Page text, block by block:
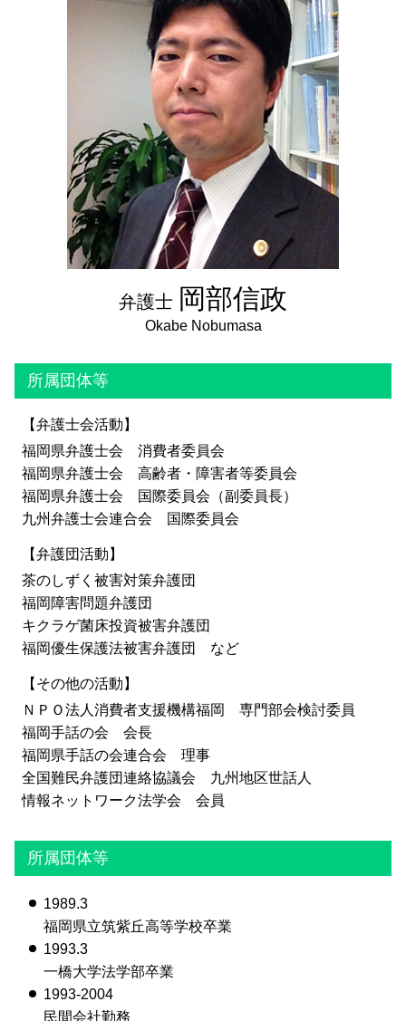
遺留分とは わかりやすく
相続放棄 期間
成年後見人 親族
成年後見人 登記
法定後見制度 デメリット
法定後見制度
任意後見制度 費用
成年後見人 報酬
弁護士 岡部信政
所属団体等
【弁護士会活動】
福岡県弁護士会 消費者委員会
福岡県弁護士会 高齢者・障害者等委員会
福岡県弁護士会 国際委員会（副委員長）
九州弁護士会連合会 国際委員会
【弁護団活動】
茶のしずく被害対策弁護団
福岡障害問題弁護団
キクラゲ菌床投資被害弁護団
福岡優生保護法被害弁護団 など
【その他の活動】
ＮＰＯ法人消費者支援機構福岡 専門部会検討委員
福岡手話の会 会長
福岡県手話の会連合会 理事
全国難民弁護団連絡協議会 九州地区世話人
情報ネットワーク法学会 会員
所属団体等
1989.3
福岡県立筑紫丘高等学校卒業
1993.3
一橋大学法学部卒業
1993-2004
民間会社勤務